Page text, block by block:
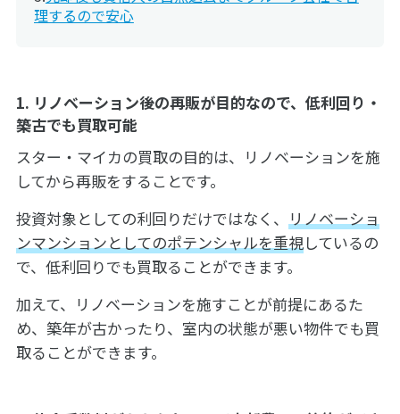
理するので安心
1. リノベーション後の再販が目的なので、低利回り・
築古でも買取可能
スター・マイカの買取の目的は、リノベーションを施
してから再販をすることです。
投資対象としての利回りだけではなく、 リノベーショ
ンマンションとしてのポテンシャルを重視しているの
で、低利回りでも買取ることができます。
加えて、リノベーションを施すことが前提にあるた
め、築年が古かったり、室内の状態が悪い物件でも買
取ることができます。